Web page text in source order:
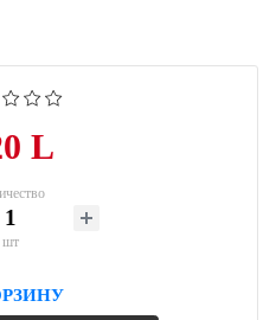
L
шт